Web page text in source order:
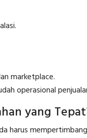
marketplace.
operasional
yang
harus